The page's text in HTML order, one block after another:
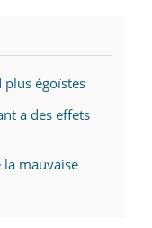
égoïstes
a des effets
mauvaise